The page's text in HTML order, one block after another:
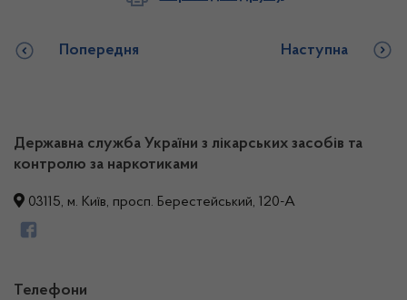
Попередня Наступна
Державна служба України з лікарських засобів та
контролю за наркотиками
03115, м. Київ, просп. Берестейський, 120-А
Телефони